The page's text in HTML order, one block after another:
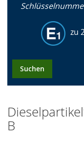
zu
Suchen
B